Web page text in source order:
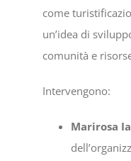
come
un’idea di
comunità e
Intervengono:
Marirosa